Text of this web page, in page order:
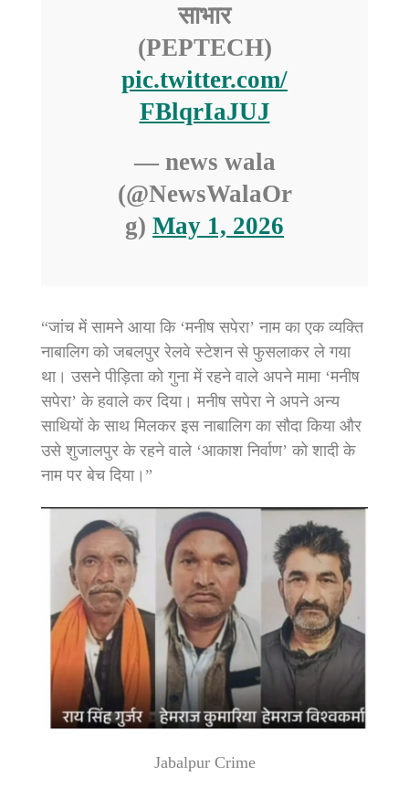
साभार
(PEPTECH)
pic.twitter.com/
FBlqrIaJUJ
— news wala
(@NewsWalaOr
g) May 1, 2026
“जांच में सामने आया कि ‘मनीष सपेरा’ नाम का एक व्यक्ति
नाबालिग को जबलपुर रेलवे स्टेशन से फुसलाकर ले गया
था। उसने पीड़िता को गुना में रहने वाले अपने मामा ‘मनीष
सपेरा’ के हवाले कर दिया। मनीष सपेरा ने अपने अन्य
साथियों के साथ मिलकर इस नाबालिग का सौदा किया और
उसे शुजालपुर के रहने वाले ‘आकाश निर्वाण’ को शादी के
नाम पर बेच दिया।”
Jabalpur Crime